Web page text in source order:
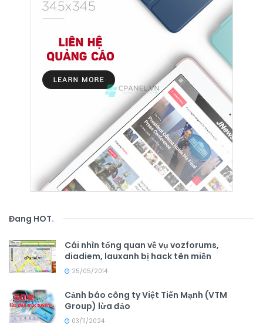
Đang HOT.
Cái nhìn tổng quan về vụ vozforums,
diadiem, lauxanh bị hack tên miền
25/05/2014
Cảnh báo công ty Việt Tiến Mạnh (VTM
Group) lừa đảo
03/11/2024